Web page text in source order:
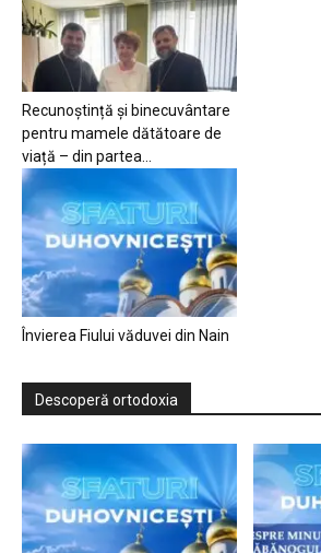
Recunoștință și binecuvântare
pentru mamele dătătoare de
viață – din partea...
Învierea Fiului văduvei din Nain
Descoperă ortodoxia